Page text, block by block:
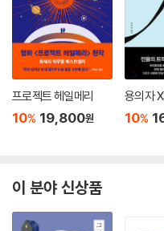
하길 거부하는 거예요.”
5. 컨테이너 열차의 디젤 엔진
팔라닉은
매번 책을 출간할 때마다 고마
스트셀러 작가 대열에 서게 해준
당하자 출판업자들에게 보복할
하며 널리 이름을 알렸다.《파이
프로젝트 헤일메리
10% 19,800원
용의자
10%
이 분야 신상품